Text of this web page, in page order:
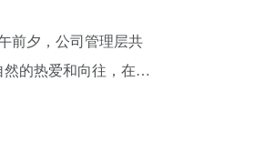
前夕，公司管理层共
然的热爱和向往，在户